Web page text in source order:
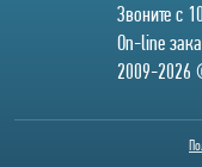
Звоните с
On-line
2009-2026